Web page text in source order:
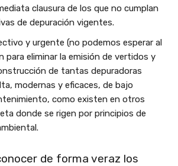
clausura de los que no cumplan
de depuración vigentes.
y urgente (no podemos esperar al
para eliminar la emisión de vertidos y
de tantas depuradoras
modernas y eficaces, de bajo
como existen en otros
donde se rigen por principios de
de forma veraz los